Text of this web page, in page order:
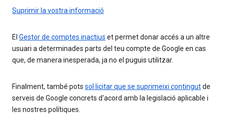
Suprimir la vostra informació
El Gestor de comptes inactius et permet donar accés a un altre
usuari a determinades parts del teu compte de Google en cas
que, de manera inesperada, ja no el puguis utilitzar.
Finalment, també pots sol·licitar que se suprimeixi contingutde
serveis de Google concrets d'acord amb la legislació aplicable i
les nostres polítiques.